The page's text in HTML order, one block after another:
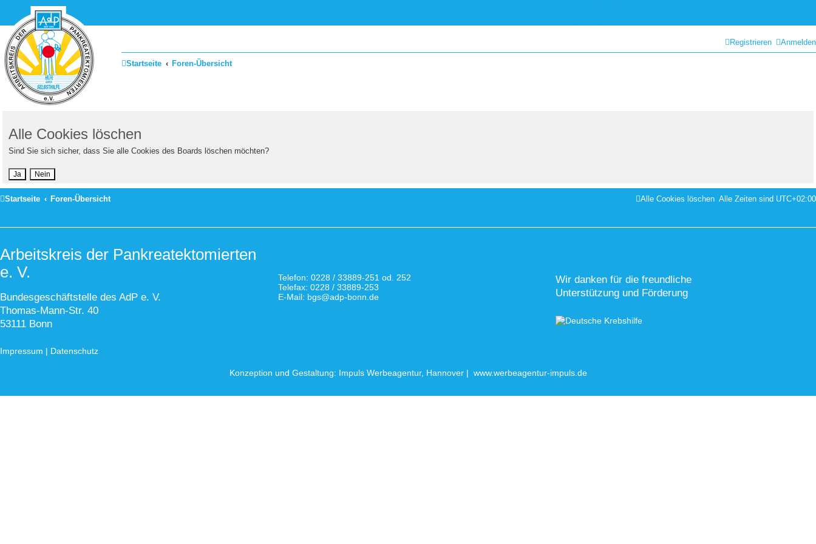
Zum Inhalt
Anmelden
Registrieren
Startseite Foren-Übersicht
Alle Cookies löschen
Sind Sie sich sicher, dass Sie alle Cookies des Boards löschen möchten?
Startseite Foren-Übersicht Alle Zeiten sind UTC+02:00
Alle Cookies löschen
Arbeitskreis der Pankreatektomierten
e. V.
Bundesgeschäftstelle des AdP e. V.
Thomas-Mann-Str. 40
53111 Bonn
Impressum | Datenschutz
Telefon: 0228 / 33889-251 od. 252
Telefax: 0228 / 33889-253
E-Mail: bgs@adp-bonn.de
Wir danken für die freundliche
Unterstützung und Förderung
Konzeption und Gestaltung: Impuls Werbeagentur, Hannover | www.werbeagentur-impuls.de